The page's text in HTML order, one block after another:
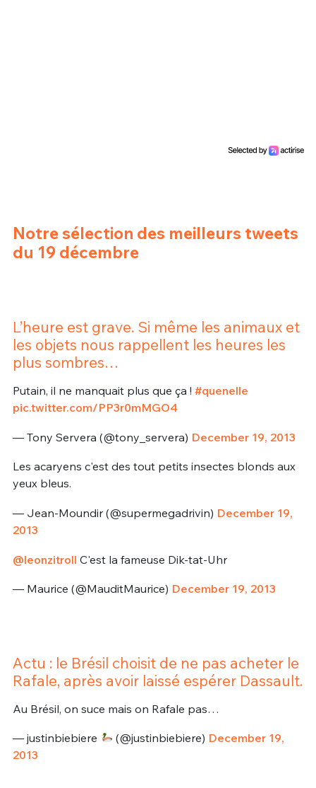
Notre sélection des meilleurs tweets
du 19 décembre
L’heure est grave. Si même les animaux et
les objets nous rappellent les heures les
plus sombres…
Putain, il ne manquait plus que ça ! #quenelle
pic.twitter.com/PP3r0mMGO4
— Tony Servera (@tony_servera) December 19, 2013
Les acaryens c'est des tout petits insectes blonds aux
yeux bleus.
— Jean-Moundir (@supermegadrivin) December 19,
2013
@leonzitroll C'est la fameuse Dik-tat-Uhr
— Maurice (@MauditMaurice) December 19, 2013
Actu : le Brésil choisit de ne pas acheter le
Rafale, après avoir laissé espérer Dassault.
Au Brésil, on suce mais on Rafale pas…
— justinbiebiere (@justinbiebiere) December 19,
2013